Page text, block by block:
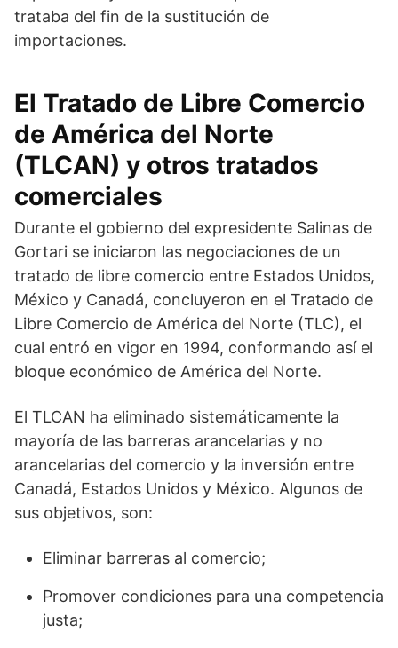
trataba del fin de la sustitución de
importaciones.
El Tratado de Libre Comercio
de América del Norte
(TLCAN) y otros tratados
comerciales
Durante el gobierno del expresidente Salinas de
Gortari se iniciaron las negociaciones de un
tratado de libre comercio entre Estados Unidos,
México y Canadá, concluyeron en el Tratado de
Libre Comercio de América del Norte (TLC), el
cual entró en vigor en 1994, conformando así el
bloque económico de América del Norte.
El TLCAN ha eliminado sistemáticamente la
mayoría de las barreras arancelarias y no
arancelarias del comercio y la inversión entre
Canadá, Estados Unidos y México. Algunos de
sus objetivos, son:
Eliminar barreras al comercio;
Promover condiciones para una competencia
justa;